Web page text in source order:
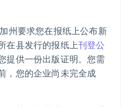
州要求您在报纸上公布新
在县发行的报纸上刊登公
提供一份出版证明。您需
，您的企业尚未完全成